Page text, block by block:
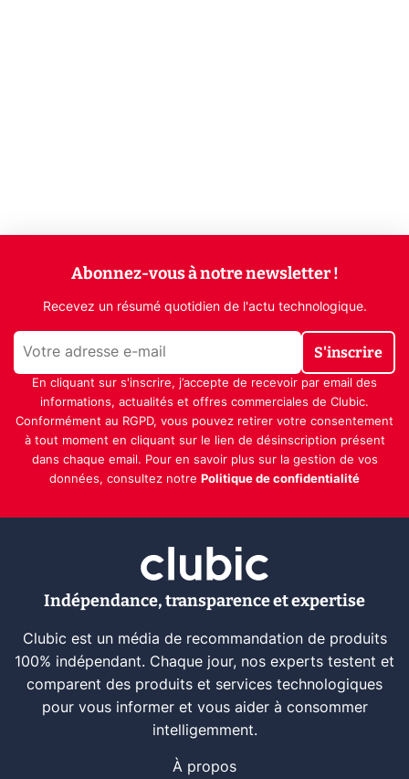
Abonnez-vous à notre newsletter !
Recevez un résumé quotidien de l'actu technologique.
S'inscrire
En cliquant sur s'inscrire, j’accepte de recevoir par email des
informations, actualités et offres commerciales de Clubic.
Conformément au RGPD, vous pouvez retirer votre consentement
à tout moment en cliquant sur le lien de désinscription présent
dans chaque email. Pour en savoir plus sur la gestion de vos
données, consultez notre Politique de confidentialité
Indépendance, transparence et expertise
Clubic est un média de recommandation de produits
100% indépendant. Chaque jour, nos experts testent et
comparent des produits et services technologiques
pour vous informer et vous aider à consommer
intelligemment.
À propos